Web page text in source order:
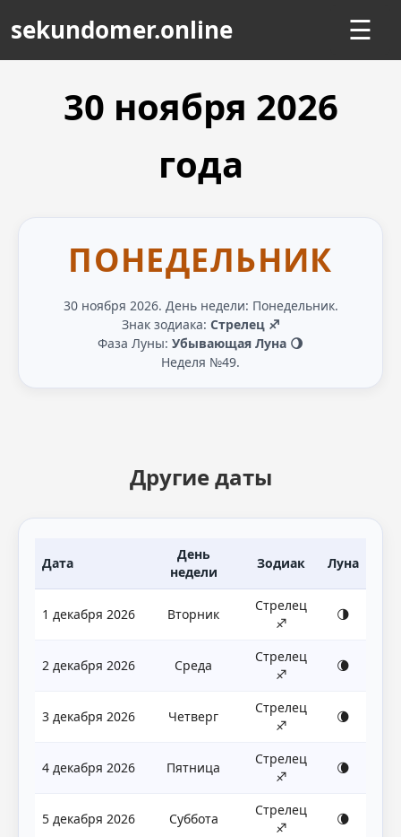
sekundomer.online ☰
30 ноября 2026
года
ПОНЕДЕЛЬНИК
30 ноября 2026. День недели: Понедельник.
Знак зодиака: Стрелец ♐
Фаза Луны: Убывающая Луна 🌖
Неделя №49.
Другие даты
Дата
День
недели
Зодиак Луна
1 декабря 2026 Вторник
Стрелец
♐
🌗
2 декабря 2026 Среда
Стрелец
♐
🌘
3 декабря 2026 Четверг
Стрелец
♐
🌘
4 декабря 2026 Пятница
Стрелец
♐
🌘
5 декабря 2026 Суббота
Стрелец
♐
🌘